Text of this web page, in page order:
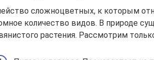
сложноцветных, к которым
количество видов. В природе
растения. Рассмотрим